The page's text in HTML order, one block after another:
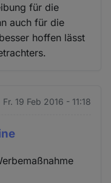
für die
auch für die
hoffen lässt
Fr. 19 Feb 2016 - 11:18